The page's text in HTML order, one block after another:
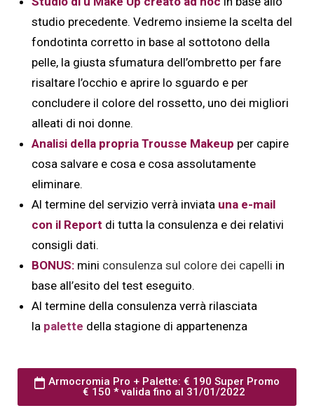
studio precedente. Vedremo insieme la scelta del
fondotinta corretto in base al sottotono della
pelle, la giusta sfumatura dell’ombretto per fare
risaltare l’occhio e aprire lo sguardo e per
concludere il colore del rossetto, uno dei migliori
alleati di noi donne.
Analisi della propria Trousse Makeup per capire
cosa salvare e cosa e cosa assolutamente
eliminare.
Al termine del servizio verrà inviata una e-mail
con il Report di tutta la consulenza e dei relativi
consigli dati.
BONUS: mini consulenza sul colore dei capelli in
base all’esito del test eseguito.
Al termine della consulenza verrà rilasciata
la palette della stagione di appartenenza
Armocromia Pro + Palette: € 190 Super Promo
€ 150 * valida fino al 31/01/2022